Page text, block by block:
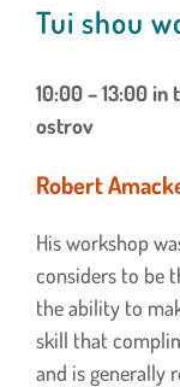
Tui shou
10:00 – 13:00
ostrov
Robert
His workshop
considers to be
the ability to
skill that
and is generally